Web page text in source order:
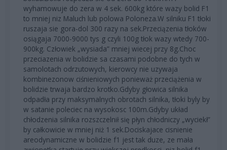
wyhamowuje do zera w 4 sek. 600kg które wazy bolid F1
to mniej niz Maluch lub polowa Poloneza.W silniku F1 tłoki
ruszaja sie gora-dol 300 razy na sek.Przeciązenia tłoków
osiągaja 7000-9000 tys g czyli 100g tłok wazy wtedy 700-
900kg. Człowiek „wysiada” mniej wiecej przy 8g.Choc
przeciazenia w bolidzie sa czasami podobne do tych w
samolotach odrzutowych, kierowcy nie uzywaja
kombinezonow ciśnieniowych ponieważ przeciążenia w
bolidzie trwaja bardzo krotko.Gdyby głowica silnika
odpadła przy maksymalnych obrotach silnika, tłoki byly by
w satanie poleciec na wysokosc 100m.Gdyby układ
chłodzenia silnika rozszczelnił się płyn chłodniczy „wyciekł”
by całkowicie w mniej niż 1 sek.Dociskajace cisnienie
areodynamiczne w bolidzie f1 jest tak duze, ze mała